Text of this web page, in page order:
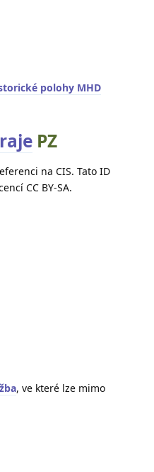
polohy MHD
PZ
na CIS. Tato ID
CC BY-SA.
, ve které lze mimo